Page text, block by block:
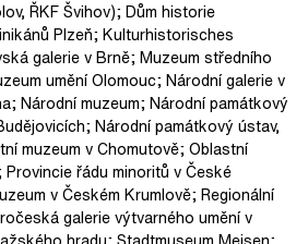
ŘKF Švihov); Dům historie
Plzeň; Kulturhistorisches
galerie v Brně; Muzeum středního
umění Olomouc; Národní galerie v
Národní muzeum; Národní památkový
Národní památkový ústav,
muzeum v Chomutově; Oblastní
řádu minoritů v České
v Českém Krumlově; Regionální
galerie výtvarného umění v